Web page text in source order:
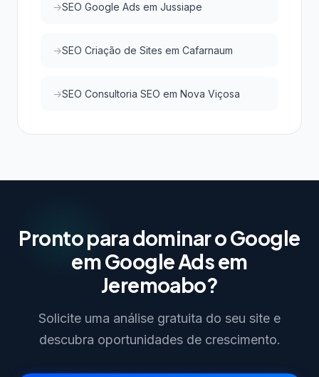
SEO Google Ads em Jussiape
SEO Criação de Sites em Cafarnaum
SEO Consultoria SEO em Nova Viçosa
Pronto para dominar o Google
em Google Ads em
Jeremoabo?
Solicite uma análise gratuita do seu site e
descubra oportunidades de crescimento.